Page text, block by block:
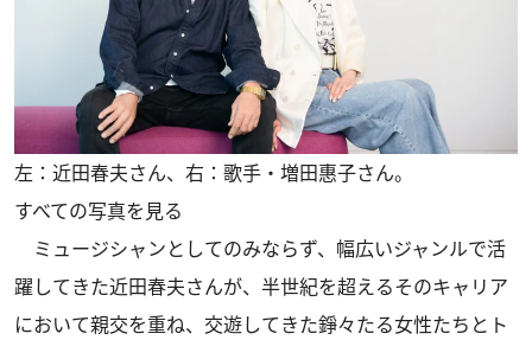
左：近田春夫さん、右：歌手・増田惠子さん。
すべての写真を見る
ミュージシャンとしてのみならず、幅広いジャンルで活
躍してきた近田春夫さんが、半世紀を超えるそのキャリア
において親交を重ね、交遊してきた錚々たる女性たちとト